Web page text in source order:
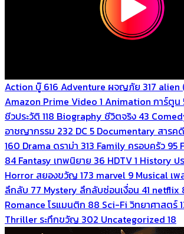
Action บู๊ 616 Adventure ผจญภัย 317 alien
Amazon Prime Video 1 Animation การ์ตูน
ชีวประวัติ 118 Biography ชีวิตจริง 43
อาชญากรรม 232 DC 5 Documentary สารคดี
160 Drama ดราม่า 313 Family ครอบครัว 95
84 Fantasy เทพนิยาย 36 HDTV1 History ป
Horror สยองขวัญ 173 marvel 9 Musical เพ
ลึกลับ 77 Mystery ลึกลับซ่อนเงื่อน 41 netflix
Romance โรแมนติก 88 Sci-Fi วิทยาศาสตร์
Thriller ระทึกขวัญ 302 Uncategorized 18